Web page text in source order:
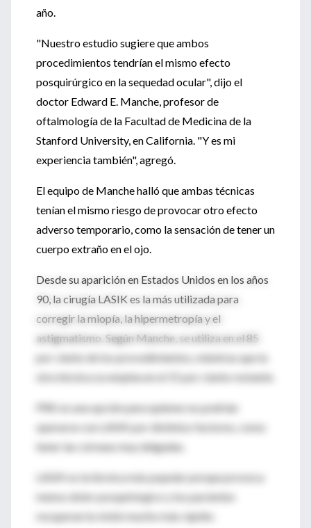
año.
"Nuestro estudio sugiere que ambos
procedimientos tendrían el mismo efecto
posquirúrgico en la sequedad ocular", dijo el
doctor Edward E. Manche, profesor de
oftalmología de la Facultad de Medicina de la
Stanford University, en California. "Y es mi
experiencia también", agregó.
El equipo de Manche halló que ambas técnicas
tenían el mismo riesgo de provocar otro efecto
adverso temporario, como la sensación de tener un
cuerpo extraño en el ojo.
Desde su aparición en Estados Unidos en los años
90, la cirugía LASIK es la más utilizada para
corregir la miopía, la hipermetropía y el
astigmatismo. Según Manche, se utiliza en el 85
por ciento de los procedimientos, mientras que la
otra técnica se emplea en el 15 por ciento restante.
PRK es una opción para quienes no podrían
operarse con LASIK por distintos factores, como
tener las córneas muy delgadas.
LASIK es la técnica más popular porque provoca
menos dolor posquirúrgico y los pacientes
recuperan la visión mucho más rápido.